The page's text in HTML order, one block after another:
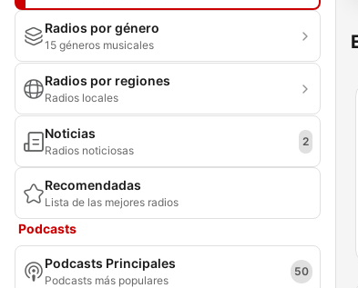
Radios por género
15 géneros musicales
Radios por regiones
Radios locales
Noticias
Radios noticiosas
2
Recomendadas
Lista de las mejores radios
Podcasts
Podcasts Principales
Podcasts más populares
50